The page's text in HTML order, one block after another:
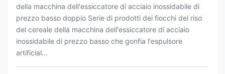
della macchina dell'essiccatore di acciaio inossidabile di
prezzo basso doppio Serie di prodotti dei fiocchi del riso
del cereale della macchina dell'essiccatore di acciaio
inossidabile di prezzo basso che gonfia l'espulsore
artificial...